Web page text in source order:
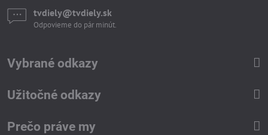
tvdiely​​@tvdiely​​.sk
Odpovieme do pár minút.
Vybrané odkazy
Užitočné odkazy
Prečo práve my